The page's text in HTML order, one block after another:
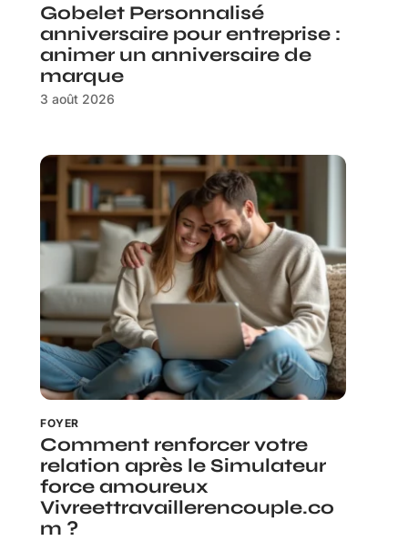
Gobelet Personnalisé
anniversaire pour entreprise :
animer un anniversaire de
marque
3 août 2026
FOYER
Comment renforcer votre
relation après le Simulateur
force amoureux
Vivreettravaillerencouple.co
m ?